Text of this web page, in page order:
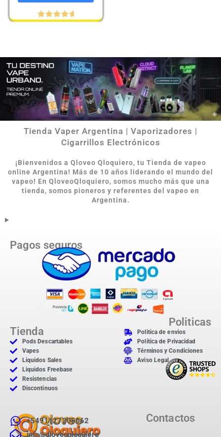
Tienda Vaper Argentina | Vaporizadores |
Cigarrillos Electrónicos
¡Bienvenidos a Qloveo Qloquiero, tu Tienda de vapeo
online Argentina! Más de 10 años liderando el mundo del
vapeo! En QloveoQloquiero, somos mucho más que una
tienda, somos pioneros y referentes del vapeo en
Argentina.
Pagos seguros
Tienda
Pods Descartables
Vapes
Liquidos Sales
Liquidos Freebase
Resistencias
Discontinuos
Politicas
Politica de envios
Política de Privacidad
Términos y Condiciones
Aviso Legal
Contactos
+5491127205062
info@qloveoqloquiero